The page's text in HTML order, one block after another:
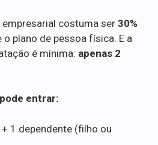
costuma ser 30%
o plano de pessoa física. E a
é mínima: apenas 2
entrar:
1 dependente (filho ou